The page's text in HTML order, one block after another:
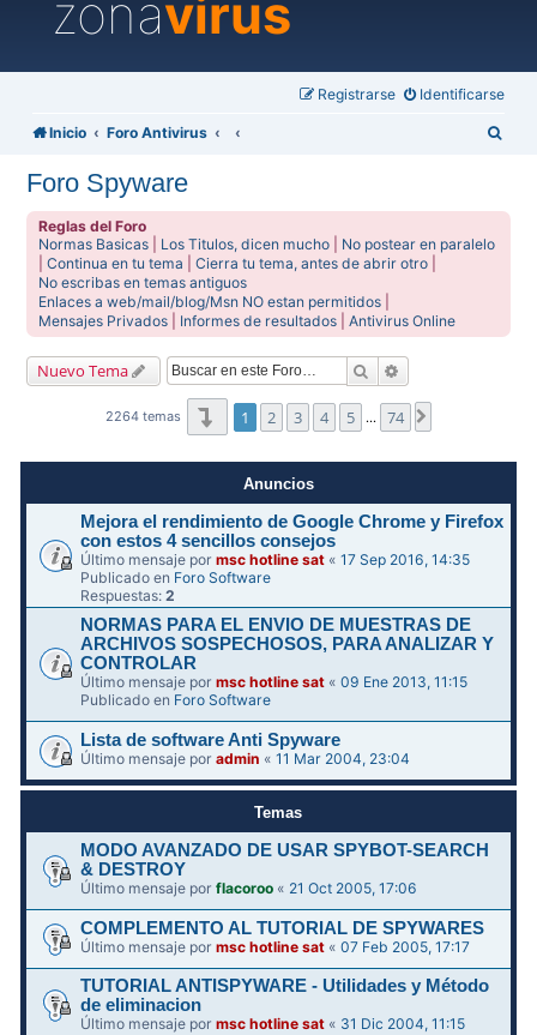
zonavirus
Identificarse
Registrarse
Inicio Foro Antivirus
Foro Spyware
Reglas del Foro
Normas Basicas
Los Titulos, dicen mucho
No postear en paralelo
|Continua en tu tema |Cierra tu tema, antes de abrir otro
No escribas en temas antiguos
Enlaces a web/mail/blog/Msn NO estan permitidos
Mensajes Privados
Informes de resultados |Antivirus Online
Nuevo Tema Buscar
2264 temas Página1de74
1 2 3 4 5 … 74
Anuncios
Mejora el rendimiento de Google Chrome y Firefox
con estos 4 sencillos consejos
Último mensaje pormsc hotline sat «17 Sep 2016, 14:35
Publicado en Foro Software
Respuestas:2
NORMAS PARA EL ENVIO DE MUESTRAS DE
ARCHIVOS SOSPECHOSOS, PARA ANALIZAR Y
CONTROLAR
Último mensaje pormsc hotline sat «09 Ene 2013, 11:15
Publicado en Foro Software
Lista de software Anti Spyware
Último mensaje poradmin «11 Mar 2004, 23:04
Temas
MODO AVANZADO DE USAR SPYBOT-SEARCH
& DESTROY
Último mensaje porflacoroo « 21 Oct 2005, 17:06
COMPLEMENTO AL TUTORIAL DE SPYWARES
Último mensaje pormsc hotline sat «07 Feb 2005, 17:17
TUTORIAL ANTISPYWARE - Utilidades y Método
de eliminacion
Último mensaje pormsc hotline sat « 31 Dic 2004, 11:15